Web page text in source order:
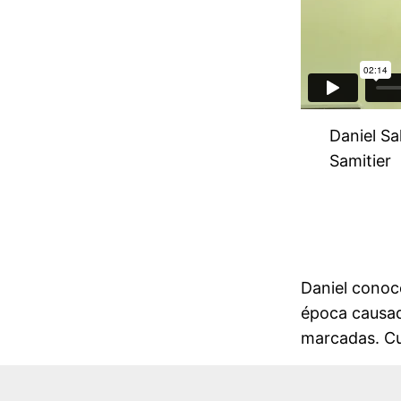
Daniel
Samitier
Daniel
época
marcadas.